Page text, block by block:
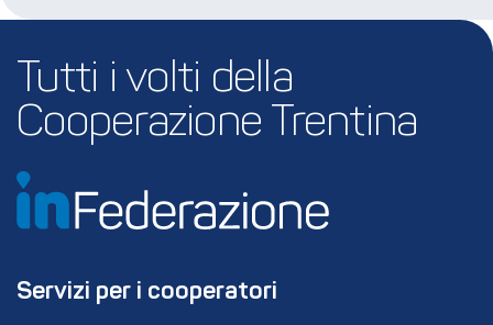
Tutti i volti della
Cooperazione Trentina
Servizi per i cooperatori